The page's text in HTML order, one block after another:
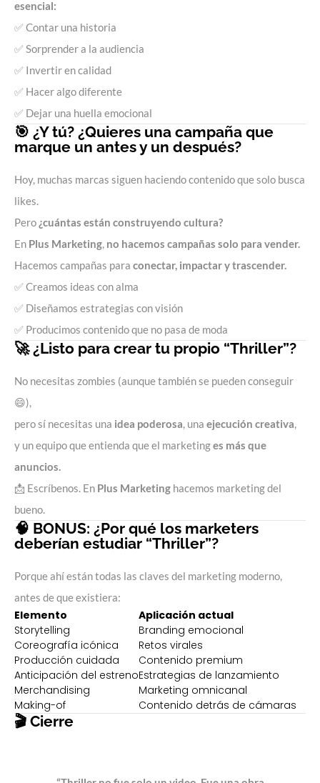
esencial:
✅ Contar una historia
✅ Sorprender a la audiencia
✅ Invertir en calidad
✅ Hacer algo diferente
✅ Dejar una huella emocional
🎯 ¿Y tú? ¿Quieres una campaña que
marque un antes y un después?
Hoy, muchas marcas siguen haciendo contenido que solo busca
likes.
Pero ¿cuántas están construyendo cultura?
En Plus Marketing, no hacemos campañas solo para vender.
Hacemos campañas para conectar, impactar y trascender.
✅ Creamos ideas con alma
✅ Diseñamos estrategias con visión
✅ Producimos contenido que no pasa de moda
🚀 ¿Listo para crear tu propio “Thriller”?
No necesitas zombies (aunque también se pueden conseguir
😄),
pero sí necesitas una idea poderosa, una ejecución creativa,
y un equipo que entienda que el marketinges más que
anuncios.
📩 Escríbenos. En Plus Marketing hacemos marketing del
bueno.
🧠 BONUS: ¿Por qué los marketers
deberían estudiar “Thriller”?
Porque ahí están todas las claves del marketing moderno,
antes de que existiera:
Elemento
Aplicación actual
Storytelling
Branding emocional
Coreografía icónica
Retos virales
Producción cuidada
Contenido premium
Anticipación del estrenoEstrategias de lanzamiento
Merchandising
Marketing omnicanal
Making-of
Contenido detrás de cámaras
🎬 Cierre